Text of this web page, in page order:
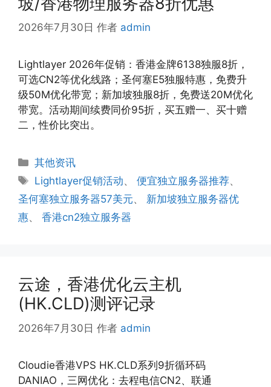
2026年7月30日 作者 admin
Lightlayer 2026年促销：香港金牌6138独服8折，
可选CN2等优化线路；圣何塞E5独服特惠，免费升
级50M优化带宽；新加坡独服8折，免费送20M优化
带宽。活动期间续费同价95折，买五赠一、买十赠
二，性价比突出。
分
类
其他资讯
标
签
Lightlayer促销活动、便宜独立服务器推荐、
圣何塞独立服务器57美元、 新加坡独立服务器优
惠、 香港cn2独立服务器
云途，香港优化云主机
(HK.CLD)测评记录
2026年7月30日 作者 admin
Cloudie香港VPS HK.CLD系列9折循环码
DANIAO，三网优化：去程电信CN2、联通